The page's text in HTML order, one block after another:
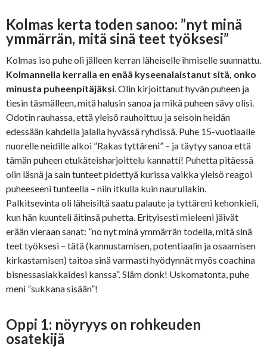
Kolmas kerta toden sanoo: ”nyt minä
ymmärrän, mitä sinä teet työksesi”
Kolmas iso puhe oli jälleen kerran läheiselle ihmiselle suunnattu.
Kolmannella kerralla en enää kyseenalaistanut sitä, onko
minusta puheenpitäjäksi . Olin kirjoittanut hyvän puheen ja
tiesin täsmälleen, mitä halusin sanoa ja mikä puheen sävy olisi.
Odotin rauhassa, että yleisö rauhoittuu ja seisoin heidän
edessään kahdella jalalla hyvässä ryhdissä. Puhe 15-vuotiaalle
nuorelle neidille alkoi ”Rakas tyttäreni” – ja täytyy sanoa että
tämän puheen etukäteisharjoittelu kannatti! Puhetta pitäessä
olin läsnä ja sain tunteet pidettyä kurissa vaikka yleisö reagoi
puheeseeni tunteella – niin itkulla kuin naurullakin.
Palkitsevinta oli läheisiltä saatu palaute ja tyttäreni kehonkieli,
kun hän kuunteli äitinsä puhetta. Erityisesti mieleeni jäivät
erään vieraan sanat: ”no nyt minä ymmärrän todella, mitä sinä
teet työksesi – tätä (kannustamisen, potentiaalin ja osaamisen
kirkastamisen) taitoa sinä varmasti hyödynnät myös coachina
bisnessasiakkaidesi kanssa”. Släm donk! Uskomatonta, puhe
meni ”sukkana sisään”!
Oppi 1: nöyryys on rohkeuden
osatekijä